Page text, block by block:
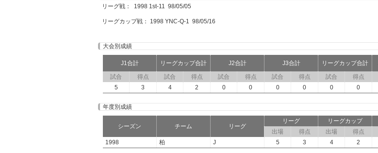
リーグ戦： 1998 1st-11 98/05/05
リーグカップ戦： 1998 YNC-Q-1 98/05/16
大会別成績
J1合計 リーグカップ合計 J2合計 J3合計 リーグカップ合計
試合
得点 試合 得点 試合 得点 試合 得点 試合 得点
5
3 4 2 0 0 0 0 0 0
年度別成績
シーズン チーム リーグ
リーグ リーグカップ
出場
得点 出場 得点
1998
柏 J 5 3 4 2